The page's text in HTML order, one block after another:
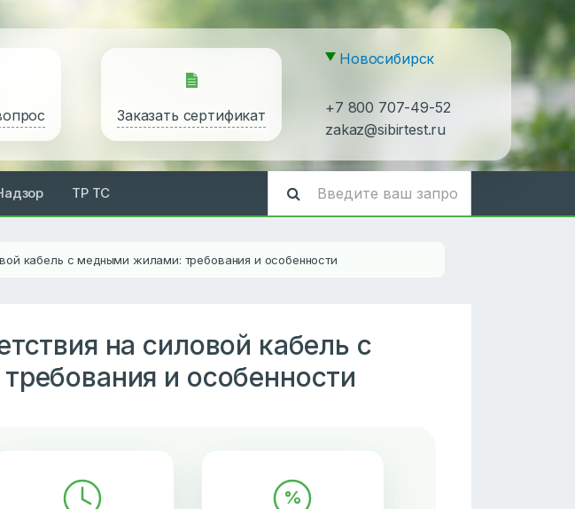
Заказать сертификат
Новосибирск
+7 800 707-49-52
zakaz@sibirtest.ru
ТР ТС
кабель с медными жилами: требования и особенности
на силовой кабель с
и особенности
%